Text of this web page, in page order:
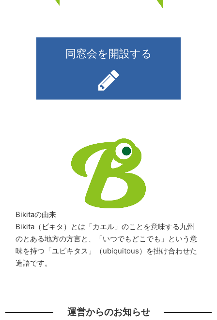
同窓会を開設する
Bikitaの由来
Bikita（ビキタ）とは「カエル」のことを意味する九州
のとある地方の方言と、「いつでもどこでも」という意
味を持つ「ユビキタス」（ubiquitous）を掛け合わせた
造語です。
運営からのお知らせ